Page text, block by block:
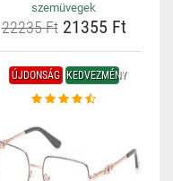
szemüvegek
22235 Ft21355 Ft
ÚJDONSÁG KEDVEZMÉNY